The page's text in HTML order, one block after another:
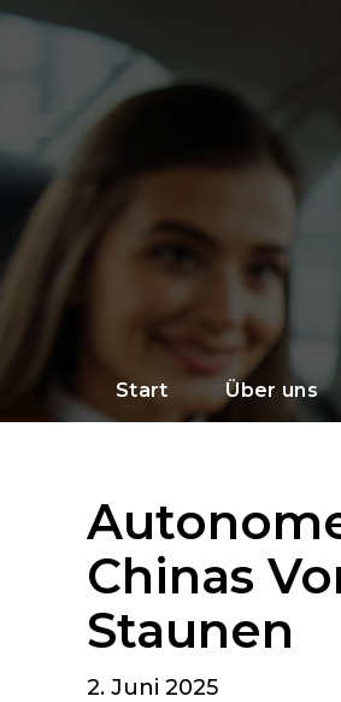
Start Über uns
Chinas
Staunen
2. Juni 2025